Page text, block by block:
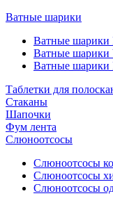
Ватные шарики
Ватные шарики
Ватные шарики
Ватные шарики
Таблетки для
Стаканы
Шапочки
Фум лента
Слюноотсосы
Слюноотсосы
Слюноотсосы
Слюноотсосы